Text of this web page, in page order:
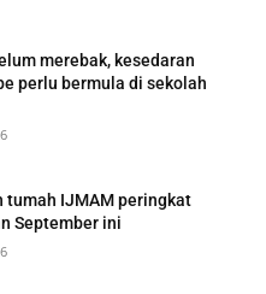
merebak, kesedaran
perlu bermula di sekolah
tumah IJMAM peringkat
September ini